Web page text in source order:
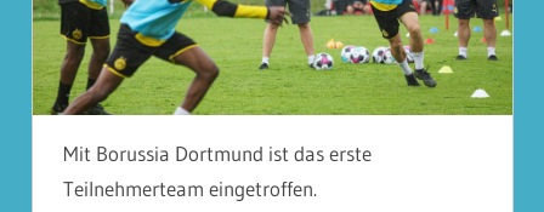
Mit Borussia Dortmund ist das erste
Teilnehmerteam eingetroffen.